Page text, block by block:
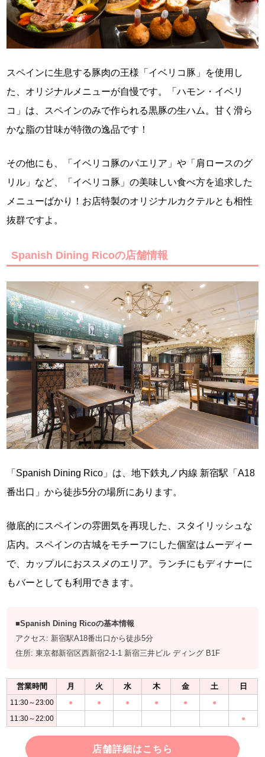
スペインに生息する豚肉の王様「イベリコ豚」を使用し
た、オリジナルメニューが自慢です。「ハモン・イベリ
コ」は、スペインのみで作られる黒豚の生ハム。甘く滑ら
かな脂の甘味が特徴の逸品です！
その他にも、「イベリコ豚のパエリア」や「肩ロースのグ
リル」など、「イベリコ豚」の美味しい食べ方を追求した
メニューばかり！お店特製のオリジナルカクテルとも相性
抜群ですよ。
Spanish Dining Ricoの店舗情報
「Spanish Dining Rico」は、地下鉄丸ノ内線 新宿駅「A18
番出口」から徒歩5分の場所にあります。
徹底的にスペインの雰囲気を再現した、スタイリッシュな
店内。スペインの古城をモチーフにした個室はムーディー
で、カップルにおススメのエリア。ランチにもディナーに
もバーとしても利用できます。
■Spanish Dining Ricoの基本情報
アクセス: 新宿駅A18番出口から徒歩5分
住所: 東京都新宿区西新宿2-1-1 新宿三井ビル ディング B1F
営業時間 月 火 水 木 金 土
日
11:30～23:00
● ● ● ● ●
●
11:30～22:00
●
店舗詳細はこちら